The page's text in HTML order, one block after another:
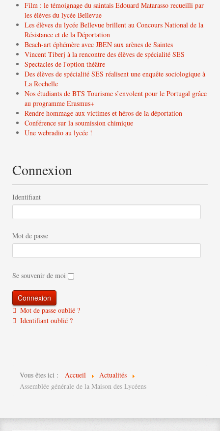
Film : le témoignage du saintais Edouard Matarasso recueilli par
les élèves du lycée Bellevue
Les élèves du lycée Bellevue brillent au Concours National de la
Résistance et de la Déportation
Beach-art éphémère avec JBEN aux arènes de Saintes
Vincent Tiberj à la rencontre des élèves de spécialité SES
Spectacles de l'option théâtre
Des élèves de spécialité SES réalisent une enquête sociologique à
La Rochelle
Nos étudiants de BTS Tourisme s’envolent pour le Portugal grâce
au programme Erasmus+
Rendre hommage aux victimes et héros de la déportation
Conférence sur la soumission chimique
Une webradio au lycée !
Connexion
Identifiant
Mot de passe
Se souvenir de moi
Mot de passe oublié ?
Identifiant oublié ?
Vous êtes ici : Accueil
Actualités
Assemblée générale de la Maison des Lycéens